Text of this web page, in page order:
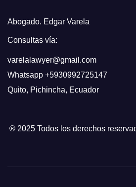
Abogado. Edgar Varela
Consultas vía:
varelalawyer@gmail.com
Whatsapp +5930992725147
Quito, Pichincha, Ecuador
® 2025 Todos los derechos